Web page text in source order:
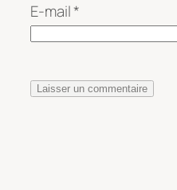
E-mail*